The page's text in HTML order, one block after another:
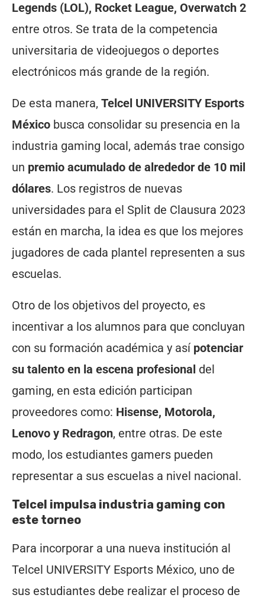
Legends (LOL), Rocket League, Overwatch 2
entre otros. Se trata de la competencia
universitaria de videojuegos o deportes
electrónicos más grande de la región.
De esta manera, Telcel UNIVERSITY Esports
México busca consolidar su presencia en la
industria gaming local, además trae consigo
un premio acumulado de alrededor de 10 mil
dólares. Los registros de nuevas
universidades para el Split de Clausura 2023
están en marcha, la idea es que los mejores
jugadores de cada plantel representen a sus
escuelas.
Otro de los objetivos del proyecto, es
incentivar a los alumnos para que concluyan
con su formación académica y así potenciar
su talento en la escena profesional del
gaming, en esta edición participan
proveedores como: Hisense, Motorola,
Lenovo y Redragon, entre otras. De este
modo, los estudiantes gamers pueden
representar a sus escuelas a nivel nacional.
Telcel impulsa industria gaming con
este torneo
Para incorporar a una nueva institución al
Telcel UNIVERSITY Esports México, uno de
sus estudiantes debe realizar el proceso de